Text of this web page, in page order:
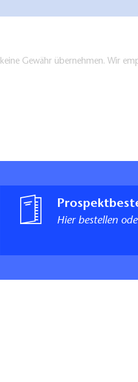
Gewähr übernehmen. Wir
Hier bestellen